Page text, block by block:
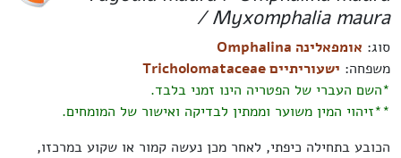
/ Myxomphalia maura
סוג:אומפאלינה Omphalina
משפחה:ישעוריתיים Tricholomataceae
*השם העברי של הפטריה הינו זמני בלבד.
**זיהוי המין משוער וממתין לבדיקה ואישור של המומחים.
הכובע בתחילה כיפתי, לאחר מכן נעשה קמור או שקוע במרכזו,